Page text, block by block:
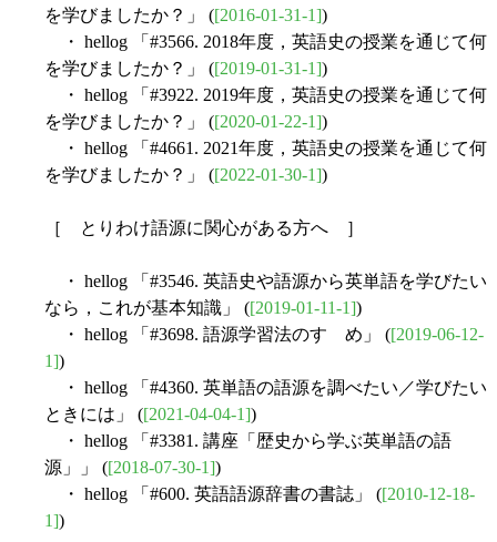
を学びましたか？」 ([2016-01-31-1])
・ hellog 「#3566. 2018年度，英語史の授業を通じて何
を学びましたか？」 ([2019-01-31-1])
・ hellog 「#3922. 2019年度，英語史の授業を通じて何
を学びましたか？」 ([2020-01-22-1])
・ hellog 「#4661. 2021年度，英語史の授業を通じて何
を学びましたか？」 ([2022-01-30-1])
［ とりわけ語源に関心がある方へ ］
・ hellog 「#3546. 英語史や語源から英単語を学びたい
なら，これが基本知識」 ([2019-01-11-1])
・ hellog 「#3698. 語源学習法のすゝめ」 ([2019-06-12-
1])
・ hellog 「#4360. 英単語の語源を調べたい／学びたい
ときには」 ([2021-04-04-1])
・ hellog 「#3381. 講座「歴史から学ぶ英単語の語
源」」 ([2018-07-30-1])
・ hellog 「#600. 英語語源辞書の書誌」 ([2010-12-18-
1])